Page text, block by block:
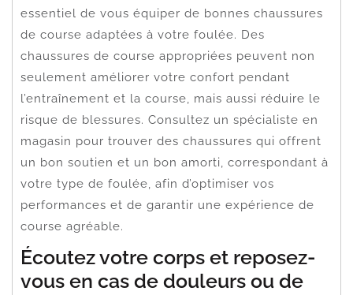
essentiel de vous équiper de bonnes chaussures
de course adaptées à votre foulée. Des
chaussures de course appropriées peuvent non
seulement améliorer votre confort pendant
l’entraînement et la course, mais aussi réduire le
risque de blessures. Consultez un spécialiste en
magasin pour trouver des chaussures qui offrent
un bon soutien et un bon amorti, correspondant à
votre type de foulée, afin d’optimiser vos
performances et de garantir une expérience de
course agréable.
Écoutez votre corps et reposez-
vous en cas de douleurs ou de